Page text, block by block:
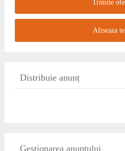
Trimite
Afiseaza
Distribuie anunț
Gestionarea anunțului